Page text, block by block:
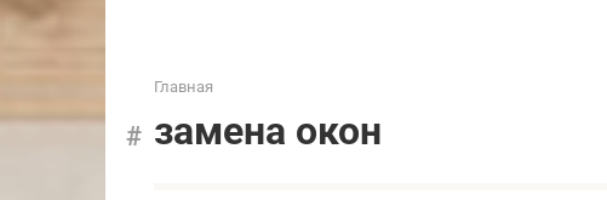
Главная
замена окон